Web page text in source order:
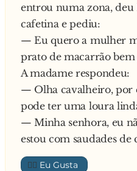
entrou numa zona, deu
cafetina e pediu:
— Eu quero a mulher
prato de macarrão
A madame respondeu:
— Olha cavalheiro, por
pode ter uma loura
— Minha senhora, eu
estou com saudades de
👍🏼